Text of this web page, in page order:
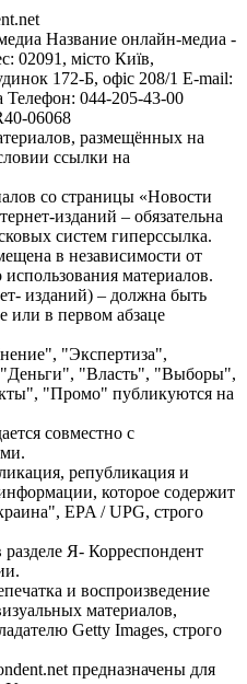
Название онлайн-медиа -
02091, місто Київ,
172-Б, офіс 208/1 E-mail:
Телефон: 044-205-43-00
06068
размещённых на
ссылки на
со страницы «Новости
изданий – обязательна
систем гиперссылка.
в независимости от
материалов.
изданий) – должна быть
или в первом абзаце
"Экспертиза",
"Власть", "Выборы",
"Промо" публикуются на
совместно с
републикация и
которое содержит
EPA / UPG, строго
Я- Корреспондент
и воспроизведение
материалов,
Getty Images, строго
предназначены для